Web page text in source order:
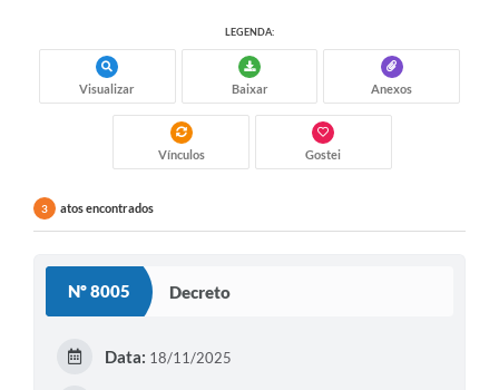
LEGENDA:
Visualizar Baixar Anexos
Vínculos Gostei
3 atos encontrados
Nº 8005 Decreto
Data: 18/11/2025